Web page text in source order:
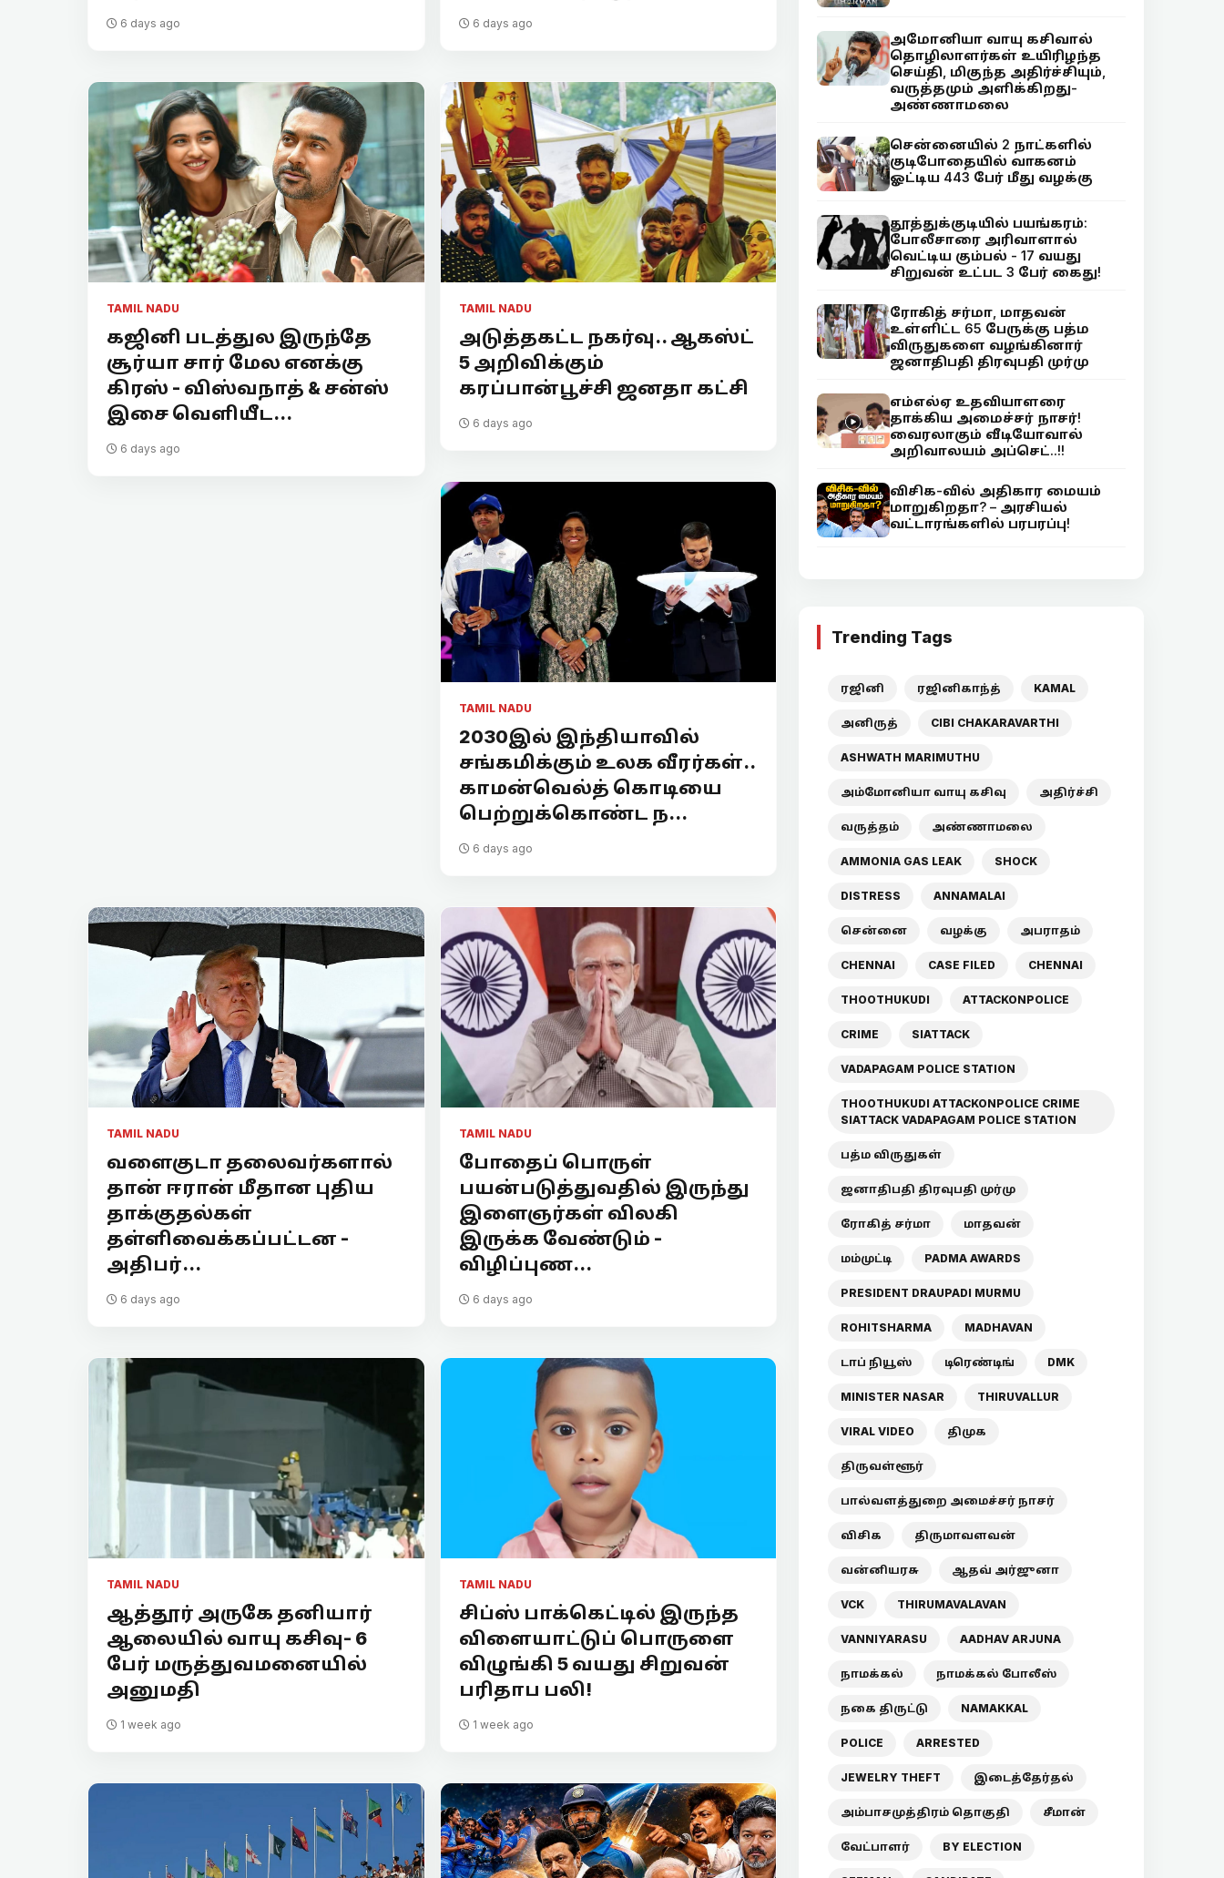
6 days ago 6 days ago
TAMIL NADU
கஜினி படத்துல இருந்தே
சூர்யா சார் மேல எனக்கு
கிரஸ் - விஸ்வநாத் & சன்ஸ்
இசை வெளியீட...
6 days ago
TAMIL NADU
அடுத்தகட்ட நகர்வு.. ஆகஸ்ட்
5 அறிவிக்கும்
கரப்பான்பூச்சி ஜனதா கட்சி
6 days ago
TAMIL NADU
2030இல் இந்தியாவில்
சங்கமிக்கும் உலக வீரர்கள்..
காமன்வெல்த் கொடியை
பெற்றுக்கொண்ட ந...
6 days ago
TAMIL NADU
வளைகுடா தலைவர்களால்
தான் ஈரான் மீதான புதிய
தாக்குதல்கள்
தள்ளிவைக்கப்பட்டன -
அதிபர்...
6 days ago
TAMIL NADU
போதைப் பொருள்
பயன்படுத்துவதில் இருந்து
இளைஞர்கள் விலகி
இருக்க வேண்டும் -
விழிப்புண...
6 days ago
TAMIL NADU
ஆத்தூர் அருகே தனியார்
ஆலையில் வாயு கசிவு- 6
பேர் மருத்துவமனையில்
அனுமதி
1 week ago
TAMIL NADU
சிப்ஸ் பாக்கெட்டில் இருந்த
விளையாட்டுப் பொருளை
விழுங்கி 5 வயது சிறுவன்
பரிதாப பலி!
1 week ago
அமோனியா வாயு கசிவால்
தொழிலாளர்கள் உயிரிழந்த
செய்தி, மிகுந்த அதிர்ச்சியும்,
வருத்தமும் அளிக்கிறது-
அண்ணாமலை
சென்னையில் 2 நாட்களில்
குடிபோதையில் வாகனம்
ஓட்டிய 443 பேர் மீது வழக்கு
தூத்துக்குடியில் பயங்கரம்:
போலீசாரை அரிவாளால்
வெட்டிய கும்பல் - 17 வயது
சிறுவன் உட்பட 3 பேர் கைது!
ரோகித் சர்மா, மாதவன்
உள்ளிட்ட 65 பேருக்கு பத்ம
விருதுகளை வழங்கினார்
ஜனாதிபதி திரவுபதி முர்மு
எம்எல்ஏ உதவியாளரை
தாக்கிய அமைச்சர் நாசர்!
வைரலாகும் வீடியோவால்
அறிவாலயம் அப்செட்..!!
விசிக-வில் அதிகார மையம்
மாறுகிறதா? – அரசியல்
வட்டாரங்களில் பரபரப்பு!
Trending Tags
ரஜினி ரஜினிகாந்த் KAMAL
அனிருத் CIBI CHAKARAVARTHI
ASHWATH MARIMUTHU
அம்மோனியா வாயு கசிவு அதிர்ச்சி
வருத்தம் அண்ணாமலை
AMMONIA GAS LEAK SHOCK
DISTRESS ANNAMALAI
சென்னை வழக்கு அபராதம்
CHENNAI CASE FILED CHENNAI
THOOTHUKUDI ATTACKONPOLICE
CRIME SIATTACK
VADAPAGAM POLICE STATION
THOOTHUKUDI ATTACKONPOLICE CRIME
SIATTACK VADAPAGAM POLICE STATION
பத்ம விருதுகள்
ஜனாதிபதி திரவுபதி முர்மு
ரோகித் சர்மா மாதவன்
மம்முட்டி PADMA AWARDS
PRESIDENT DRAUPADI MURMU
ROHITSHARMA MADHAVAN
டாப் நியூஸ் டிரெண்டிங் DMK
MINISTER NASAR THIRUVALLUR
VIRAL VIDEO திமுக
திருவள்ளூர்
பால்வளத்துறை அமைச்சர் நாசர்
விசிக திருமாவளவன்
வன்னியரசு ஆதவ் அர்ஜுனா
VCK THIRUMAVALAVAN
VANNIYARASU AADHAV ARJUNA
நாமக்கல் நாமக்கல் போலீஸ்
நகை திருட்டு NAMAKKAL
POLICE ARRESTED
JEWELRY THEFT இடைத்தேர்தல்
அம்பாசமுத்திரம் தொகுதி சீமான்
வேட்பாளர் BY ELECTION